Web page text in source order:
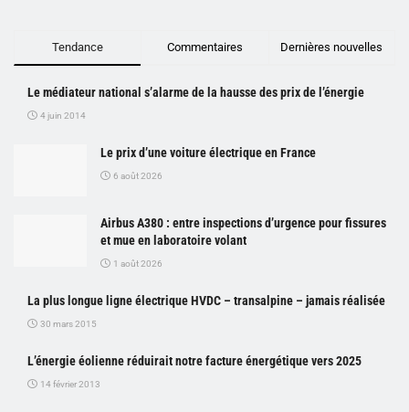
Tendance Commentaires Dernières nouvelles
Le médiateur national s’alarme de la hausse des prix de l’énergie
4 juin 2014
Le prix d’une voiture électrique en France
6 août 2026
Airbus A380 : entre inspections d’urgence pour fissures
et mue en laboratoire volant
1 août 2026
La plus longue ligne électrique HVDC – transalpine – jamais réalisée
30 mars 2015
L’énergie éolienne réduirait notre facture énergétique vers 2025
14 février 2013